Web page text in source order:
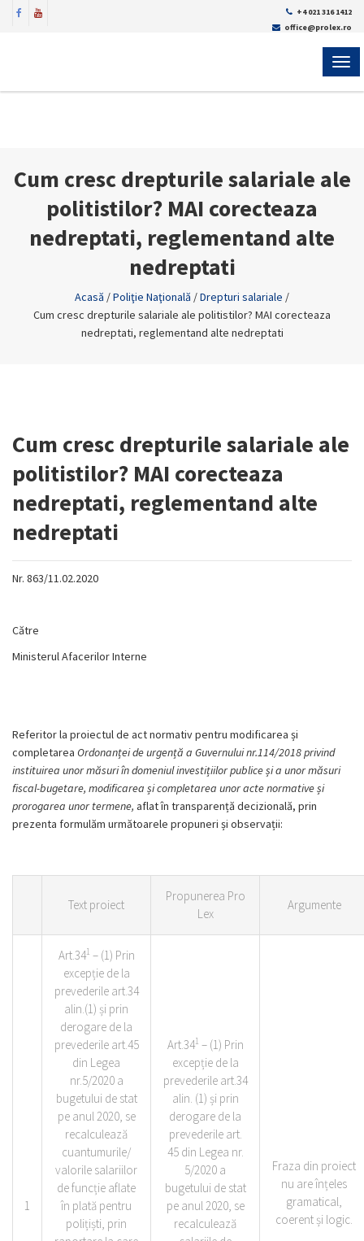
+4 021 316 1412
office@prolex.ro
Cum cresc drepturile salariale ale
politistilor? MAI corecteaza
nedreptati, reglementand alte
nedreptati
Acasă /Poliţie Naţională /Drepturi salariale /
Cum cresc drepturile salariale ale politistilor? MAI corecteaza
nedreptati, reglementand alte nedreptati
Cum cresc drepturile salariale ale
politistilor? MAI corecteaza
nedreptati, reglementand alte
nedreptati
Nr. 863/11.02.2020
Către
Ministerul Afacerilor Interne
Referitor la proiectul de act normativ pentru modificarea și
completarea Ordonanței de urgență a Guvernului nr.114/2018 privind
instituirea unor măsuri în domeniul investițiilor publice și a unor măsuri
fiscal-bugetare, modificarea și completarea unor acte normative și
prorogarea unor termene, aflat în transparență decizională, prin
prezenta formulăm următoarele propuneri și observații:
Text proiect
Propunerea Pro
Lex
Argumente
1
Art.341 – (1) Prin
excepție de la
prevederile art.34
alin.(1) și prin
derogare de la
prevederile art.45
din Legea
nr.5/2020 a
bugetului de stat
pe anul 2020, se
recalculează
cuantumurile/
valorile salariilor
de funcție aflate
în plată pentru
polițiști, prin
Art.341 – (1) Prin
excepție de la
prevederile art.34
alin. (1) și prin
derogare de la
prevederile art.
45 din Legea nr.
5/2020 a
bugetului de stat
pe anul 2020, se
recalculează
Fraza din proiect
nu are înțeles
gramatical,
coerent și logic.